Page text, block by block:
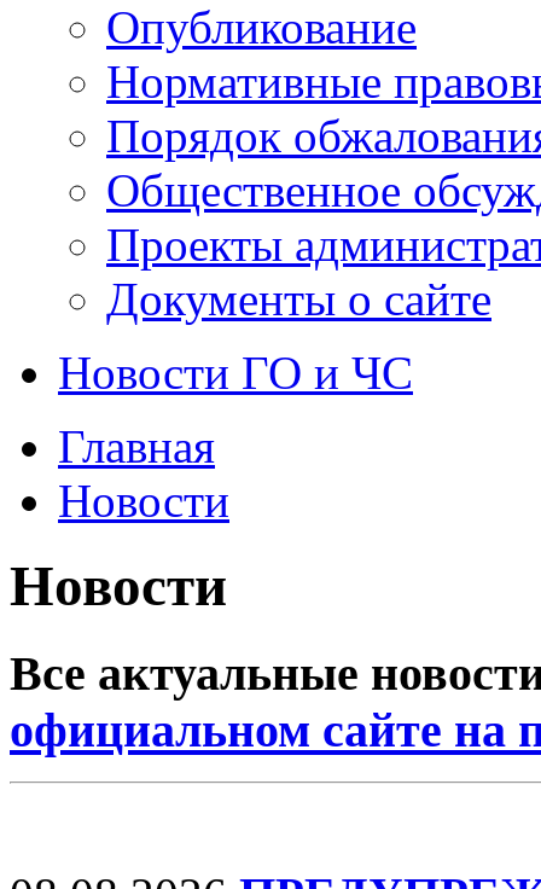
Опубликование
Нормативные
Порядок
Общественное
Проекты
Документы о сайте
Новости ГО и ЧС
Главная
Новости
Новости
Все актуальные
официальном сайте